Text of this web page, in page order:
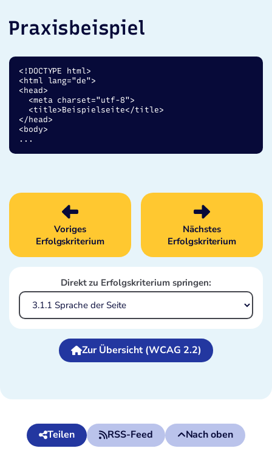
Praxisbeispiel
<!DOCTYPE html>
<html lang="de">
<head>
  <meta charset="utf-8">
  <title>Beispielseite</title>
</head>
<body>
...
Voriges
Erfolgskriterium
Nächstes
Erfolgskriterium
Direkt zu Erfolgskriterium springen:
Zur Übersicht (WCAG 2.2)
Teilen RSS-Feed Nach oben